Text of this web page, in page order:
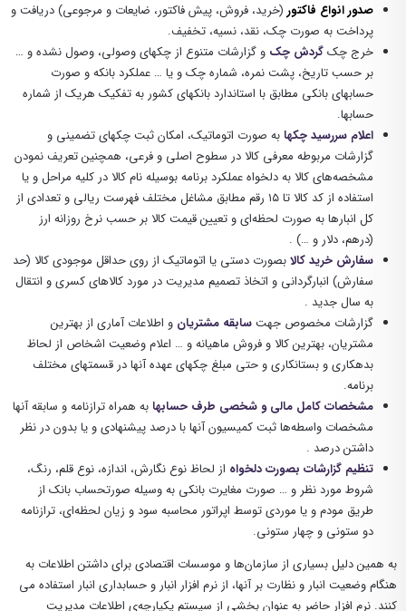
صدور انواع فاکتور(خرید، فروش، پیش فاکتور، ضایعات و مرجوعی) دریافت و
پرداخت به صورت چک، نقد، نسیه، تخفیف.
خرج چکگردش چک و گزارشات متنوع از چکهای وصولی، وصول نشده و …
بر حسب تاریخ، پشت نمره، شماره چک و یا … عملکرد بانکه و صورت
حسابهای بانکی مطابق با استاندارد بانکهای کشور به تفکیک هریک از شماره
حسابها.
اعلام سررسید چکهابه صورت اتوماتیک، امکان ثبت چکهای تضمینی و
گزارشات مربوطه معرفی کالا در سطوح اصلی و فرعی، همچنین تعریف نمودن
مشخصه‌های کالا به دلخواه عملکرد برنامه بوسیله نام کالا در کلیه مراحل و یا
استفاده از کد کالا تا ۱۵ رقم مطابق مشاغل مختلف فهرست ریالی و تعدادی از
کل انبارها به صورت لحظه‌ای و تعیین قیمت کالا بر حسب نرخ روزانه ارز
(درهم، دلار و …) .
سفارش خرید کالابصورت دستی یا اتوماتیک از روی حداقل موجودی کالا (حد
سفارش) انبارگردانی و اتخاذ تصمیم مدیریت در مورد کالاهای کسری و انتقال
به سال جدید .
گزارشات مخصوص جهتسابقه مشتریان و اطلاعات آماری از بهترین
مشتریان، بهترین کالا و فروش ماهیانه و … اعلام وضعیت اشخاص از لحاظ
بدهکاری و بستانکاری و حتی مبلغ چکهای عهده آنها در قسمتهای مختلف
برنامه.
مشخصات کامل مالی و شخصی طرف حسابها به همراه ترازنامه و سابقه آنها
مشخصات واسطه‌ها ثبت کمیسیون آنها با درصد پیشنهادی و یا بدون در نظر
داشتن درصد .
تنظیم گزارشات بصورت دلخواه از لحاظ نوع نگارش، اندازه، نوع قلم، رنگ،
شروط مورد نظر و … صورت مغایرت بانکی به وسیله صورتحساب بانک از
طریق مودم و یا موردی توسط اپراتور محاسبه سود و زیان لحظه‌ای، ترازنامه
دو ستونی و چهار ستونی.
به همین دلیل بسیاری از سازمان‌ها و موسسات اقتصادی برای داشتن اطلاعات به
هنگام وضعیت انبار و نظارت بر آنها، از نرم افزار انبار و حسابداری انبار استفاده می
کنند. نرم افزار حاضر به عنوان بخشی از سیستم یکپارچه‌ی اطلاعات مدیریت